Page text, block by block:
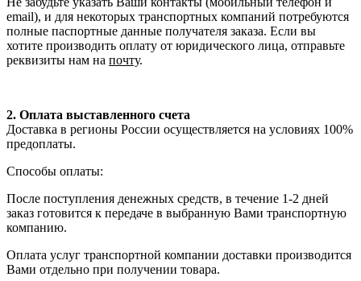
email), и для некоторых транспортных компаний потребуются
полные паспортные данные получателя заказа. Если вы
хотите производить оплату от юридического лица, отправьте
реквизиты нам на почту.
2. Оплата выставленного счета
Доставка в регионы России осуществляется на условиях 100%
предоплаты.
Способы оплаты:
После поступления денежных средств, в течение 1-2 дней
заказ готовится к передаче в выбранную Вами транспортную
компанию.
Оплата услуг транспортной компании доставки производится
Вами отдельно при получении товара.